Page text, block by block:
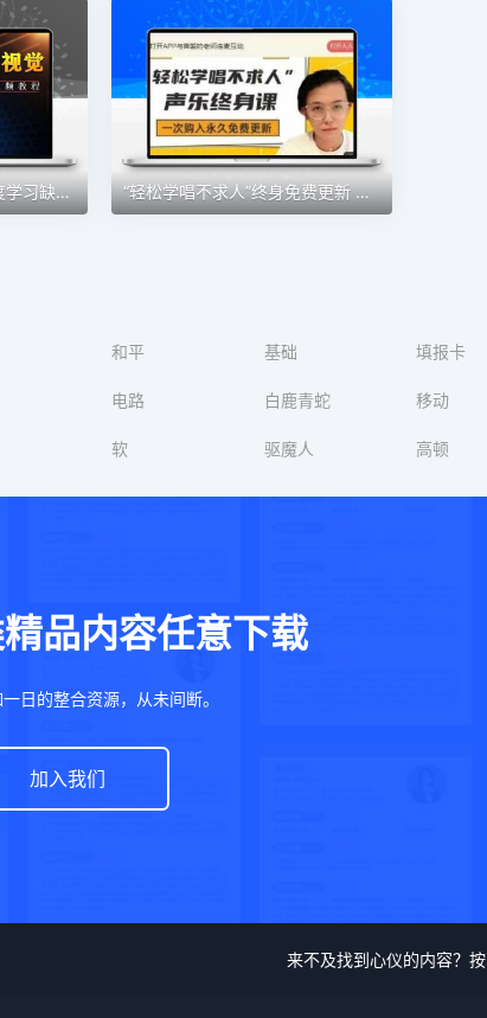
Halcon教程机器视觉深度学习缺陷检测手眼标定两套视频课程送软件 “轻松学唱不求人”终身免费更新 一次购入永久免费更新
和平 基础 填报卡
电路 白鹿青蛇 移动
软 驱魔人 高顿
品内容任意下载
日的整合资源，从未间断。
加入我们
来不及找到心仪的内容？按